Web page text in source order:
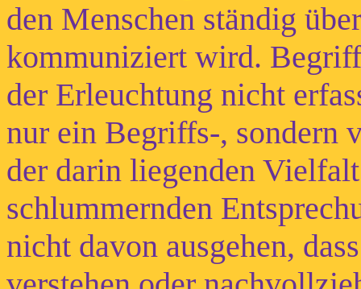
den Menschen ständig
kommuniziert wird.
der Erleuchtung nicht
nur ein Begriffs-, sondern
der darin liegenden
schlummernden
nicht davon ausgehen,